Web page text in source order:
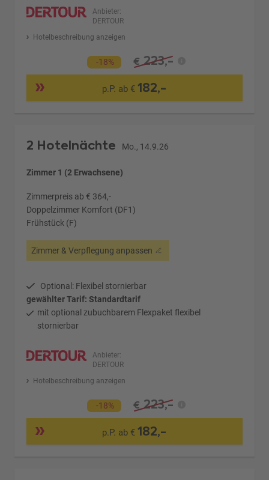
Anbieter:
DERTOUR
Hotelbeschreibung anzeigen
-18% € 223,-
p.P. ab €182,-
2 Hotelnächte Mo., 14.9.26
Zimmer 1 (2 Erwachsene)
Zimmerpreis ab € 364,-
Doppelzimmer Komfort (DF1)
Frühstück (F)
Zimmer & Verpflegung anpassen
Optional: Flexibel stornierbar
gewählter Tarif: Standardtarif
mit optional zubuchbarem Flexpaket flexibel
stornierbar
Anbieter:
DERTOUR
Hotelbeschreibung anzeigen
-18% € 223,-
p.P. ab €182,-